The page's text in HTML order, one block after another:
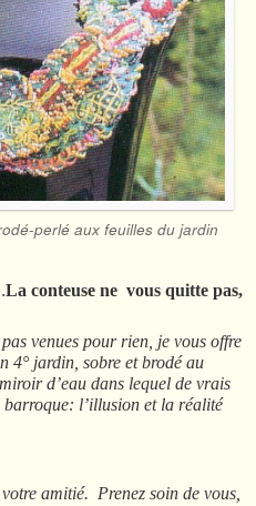
perlé aux feuilles du jardin
La conteuse ne vous quitte pas,
venues pour rien, je vous offre
4° jardin, sobre et brodé au
d’eau dans lequel de vrais
barroque: l’illusion et la réalité
amitié. Prenez soin de vous,